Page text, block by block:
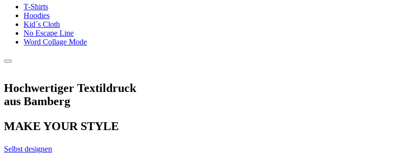
T-Shirts
Hoodies
Kid´s Cloth
No Escape Line
Word Collage Mode
Hochwertiger Textildruck
aus Bamberg
MAKE YOUR STYLE
Selbst designen